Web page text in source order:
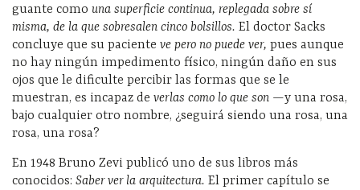
guante como una superficie continua, replegada sobre sí
misma, de la que sobresalen cinco bolsillos. El doctor Sacks
concluye que su paciente ve pero no puede ver, pues aunque
no hay ningún impedimento físico, ningún daño en sus
ojos que le dificulte percibir las formas que se le
muestran, es incapaz de verlas como lo que son —y una rosa,
bajo cualquier otro nombre, ¿seguirá siendo una rosa, una
rosa, una rosa?
En 1948 Bruno Zevi publicó uno de sus libros más
conocidos: Saber ver la arquitectura. El primer capítulo se